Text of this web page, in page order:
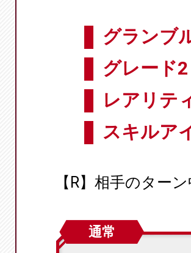
グランブ
グレード
レアリテ
スキルア
【R】相手のター
通常